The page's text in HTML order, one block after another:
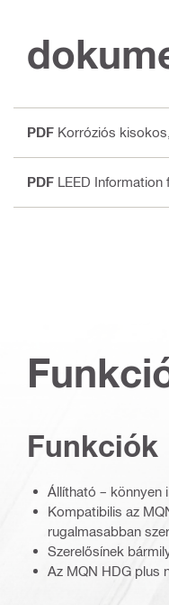
PDF Korróziós kisokos
PDF LEED
Funkciók
Állítható – könnyen
Kompatibilis az
rugalmasabban
Szerelősínek
Az MQN HDG plus